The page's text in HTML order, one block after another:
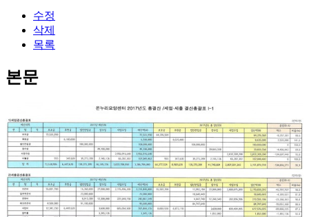
수정
삭제
목록
본문